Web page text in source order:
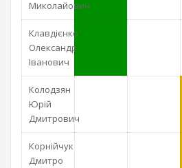
Миколайович
Клавдієнко
Олександр
Іванович
Колодзян
Юрій
Дмитрович
Корнійчук
Дмитро